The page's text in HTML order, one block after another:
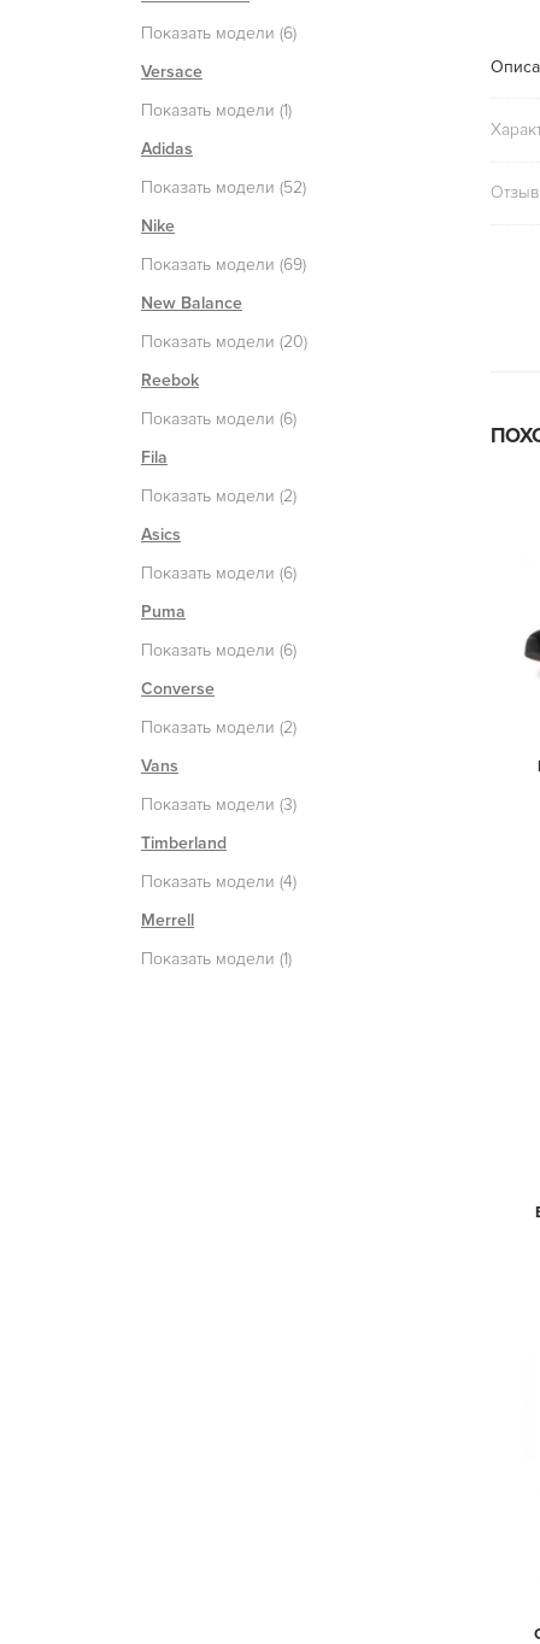
Показать модели (6)
Versace
Показать модели (1)
Adidas
Показать модели (52)
Nike
Показать модели (69)
New Balance
Показать модели (20)
Reebok
Показать модели (6)
Fila
Показать модели (2)
Asics
Показать модели (6)
Puma
Показать модели (6)
Converse
Показать модели (2)
Vans
Показать модели (3)
Timberland
Показать модели (4)
Merrell
Показать модели (1)